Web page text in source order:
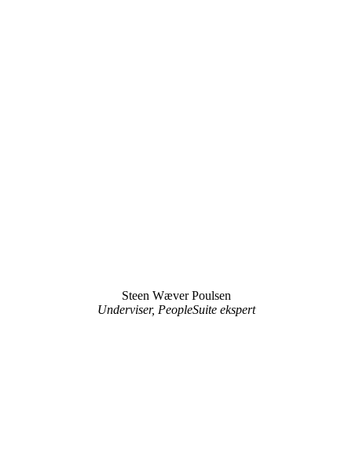
Steen Wæver Poulsen
Underviser, PeopleSuite ekspert